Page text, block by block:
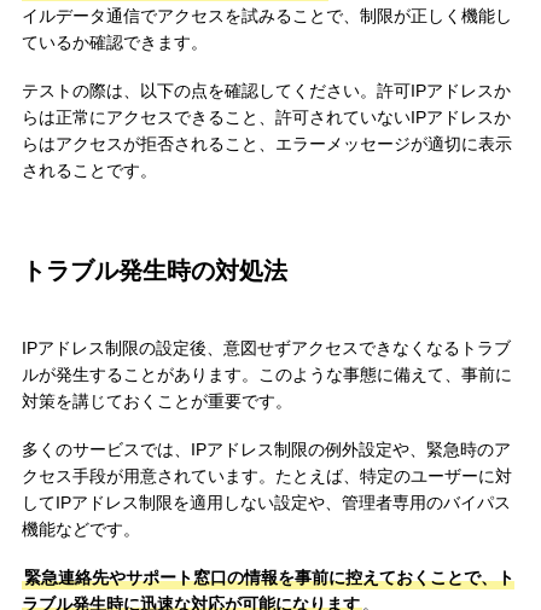
イルデータ通信でアクセスを試みることで、制限が正しく機能し
ているか確認できます。
テストの際は、以下の点を確認してください。許可IPアドレスか
らは正常にアクセスできること、許可されていないIPアドレスか
らはアクセスが拒否されること、エラーメッセージが適切に表示
されることです。
トラブル発生時の対処法
IPアドレス制限の設定後、意図せずアクセスできなくなるトラブ
ルが発生することがあります。このような事態に備えて、事前に
対策を講じておくことが重要です。
多くのサービスでは、IPアドレス制限の例外設定や、緊急時のア
クセス手段が用意されています。たとえば、特定のユーザーに対
してIPアドレス制限を適用しない設定や、管理者専用のバイパス
機能などです。
緊急連絡先やサポート窓口の情報を事前に控えておくことで、ト
ラブル発生時に迅速な対応が可能になります。